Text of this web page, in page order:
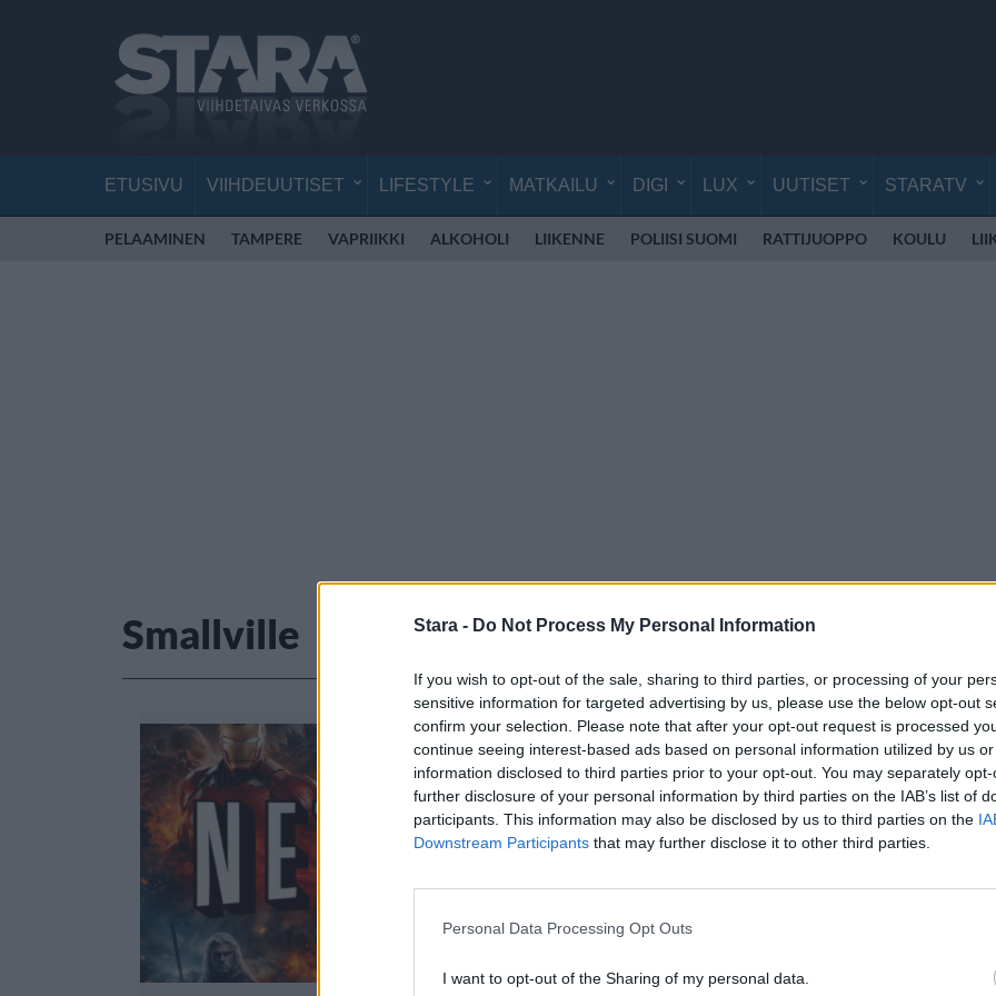
Stara - Do Not Process My Personal Information
If you wish to opt-out of the sale, sharing to third parties, or processing of your
sensitive information for targeted advertising by us, please use the below opt-out
confirm your selection. Please note that after your opt-out request is processed
continue seeing interest-based ads based on personal information utilized by us
information disclosed to third parties prior to your opt-out. You may separately
further disclosure of your personal information by third parties on the IAB’s list of
participants. This information may also be disclosed by us to third parties on the
Downstream Participants that may further disclose it to other third parties.
Personal Data Processing Opt Outs
I want to opt-out of the Sharing of my personal data.
ETUSIVU VIIHDEUUTISET LIFESTYLE MATKAILU DIGI LUX UUTISET STARATV
PELAAMINEN TAMPERE VAPRIIKKI ALKOHOLI LIIKENNE POLIISI SUOMI RATTIJUOPPO KOULU
Smallville